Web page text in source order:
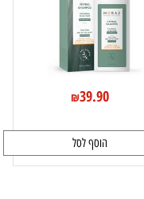
₪39.90
הוסף לסל